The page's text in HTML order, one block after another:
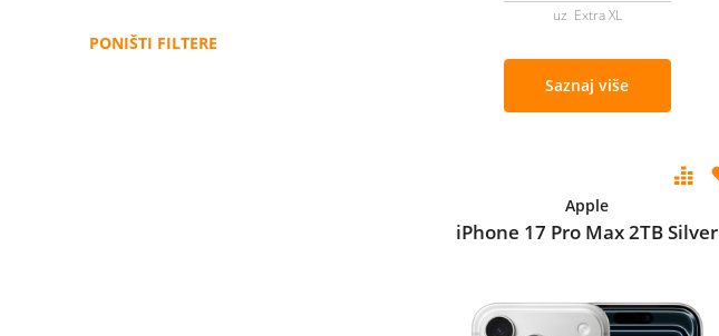
PONIŠTI FILTERE
uz Extra XL
Saznaj više
Apple
iPhone 17 Pro Max 2TB Silver